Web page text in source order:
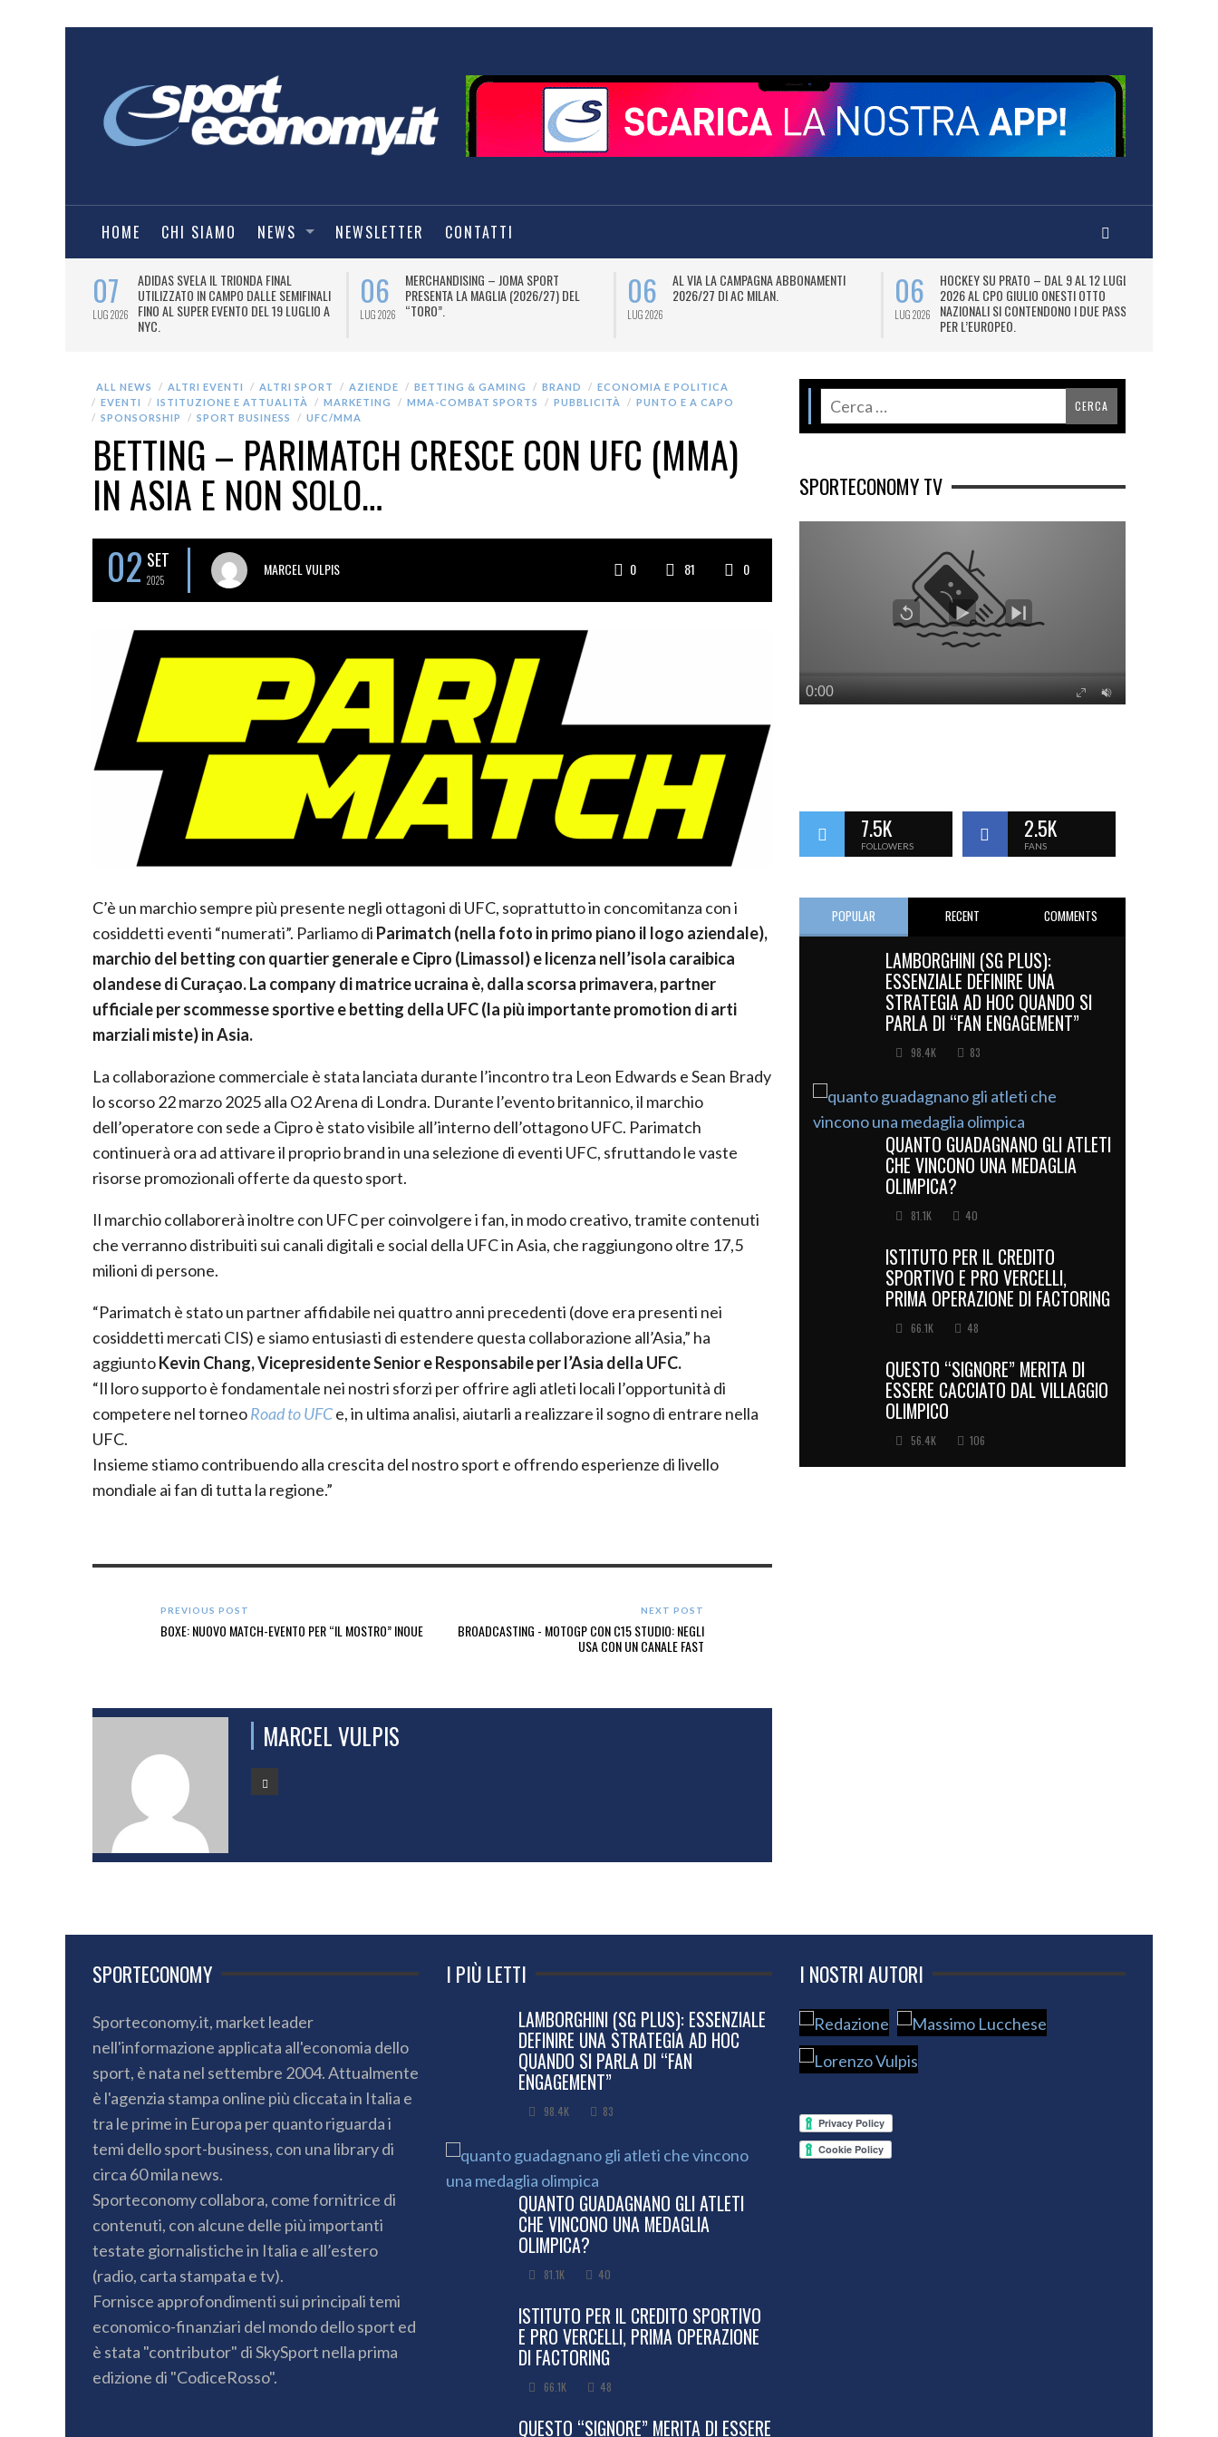
HOME CHI SIAMO NEWS NEWSLETTER CONTATTI
07
LUG 2026
ADIDAS SVELA IL TRIONDA FINAL
UTILIZZATO IN CAMPO DALLE SEMIFINALI
FINO AL SUPER EVENTO DEL 19 LUGLIO A
NYC.
06
LUG 2026
MERCHANDISING – JOMA SPORT
PRESENTA LA MAGLIA (2026/27) DEL
“TORO”.
06
LUG 2026
AL VIA LA CAMPAGNA ABBONAMENTI
2026/27 DI AC MILAN.
06
LUG 2026
HOCKEY SU PRATO – DAL 9 AL 12 LUGLIO
2026 AL CPO GIULIO ONESTI OTTO
NAZIONALI SI CONTENDONO I DUE PASS
PER L’EUROPEO.
ALL NEWS ALTRI EVENTI ALTRI SPORT AZIENDE BETTING & GAMING BRAND
ECONOMIA E POLITICA
EVENTI
ISTITUZIONE E ATTUALITÀ MARKETING MMA-COMBAT SPORTS PUBBLICITÀ
PUNTO E A CAPO
SPONSORSHIP
SPORT BUSINESS UFC/MMA
BETTING – PARIMATCH CRESCE CON UFC (MMA)
IN ASIA E NON SOLO…
02 SET
2025
MARCEL VULPIS 0 81 0
C’è un marchio sempre più presente negli ottagoni di UFC, soprattutto in concomitanza con i
cosiddetti eventi “numerati”. Parliamo di Parimatch (nella foto in primo piano il logo aziendale),
marchio del betting con quartier generale e Cipro (Limassol) e licenza nell’isola caraibica
olandese di Curaçao. La company di matrice ucraina è, dalla scorsa primavera, partner
ufficiale per scommesse sportive e betting della UFC (la più importante promotion di arti
marziali miste) in Asia.
La collaborazione commerciale è stata lanciata durante l’incontro tra Leon Edwards e Sean Brady
lo scorso 22 marzo 2025 alla O2 Arena di Londra. Durante l’evento britannico, il marchio
dell’operatore con sede a Cipro è stato visibile all’interno dell’ottagono UFC. Parimatch
continuerà ora ad attivare il proprio brand in una selezione di eventi UFC, sfruttando le vaste
risorse promozionali offerte da questo sport.
Il marchio collaborerà inoltre con UFC per coinvolgere i fan, in modo creativo, tramite contenuti
che verranno distribuiti sui canali digitali e social della UFC in Asia, che raggiungono oltre 17,5
milioni di persone.
“Parimatch è stato un partner affidabile nei quattro anni precedenti (dove era presenti nei
cosiddetti mercati CIS) e siamo entusiasti di estendere questa collaborazione all’Asia,” ha
aggiuntoKevin Chang, Vicepresidente Senior e Responsabile per l’Asia della UFC.
“Il loro supporto è fondamentale nei nostri sforzi per offrire agli atleti locali l’opportunità di
competere nel torneoRoad to UFCe, in ultima analisi, aiutarli a realizzare il sogno di entrare nella
UFC.
Insieme stiamo contribuendo alla crescita del nostro sport e offrendo esperienze di livello
mondiale ai fan di tutta la regione.”
PREVIOUS POST
BOXE: NUOVO MATCH-EVENTO PER “IL MOSTRO” INOUE
NEXT POST
BROADCASTING - MOTOGP CON C15 STUDIO: NEGLI
USA CON UN CANALE FAST
MARCEL VULPIS
SPORTECONOMY TV
7.5K
FOLLOWERS
2.5K
FANS
POPULAR RECENT COMMENTS
LAMBORGHINI (SG PLUS):
ESSENZIALE DEFINIRE UNA
STRATEGIA AD HOC QUANDO SI
PARLA DI “FAN ENGAGEMENT”
98.4K 83
QUANTO GUADAGNANO GLI ATLETI
CHE VINCONO UNA MEDAGLIA
OLIMPICA?
81.1K 40
ISTITUTO PER IL CREDITO
SPORTIVO E PRO VERCELLI,
PRIMA OPERAZIONE DI FACTORING
66.1K 48
QUESTO “SIGNORE” MERITA DI
ESSERE CACCIATO DAL VILLAGGIO
OLIMPICO
56.4K 106
SPORTECONOMY
Sporteconomy.it, market leader
nell'informazione applicata all'economia dello
sport, è nata nel settembre 2004. Attualmente
è l'agenzia stampa online più cliccata in Italia e
tra le prime in Europa per quanto riguarda i
temi dello sport-business, con una library di
circa 60 mila news.
Sporteconomy collabora, come fornitrice di
contenuti, con alcune delle più importanti
testate giornalistiche in Italia e all’estero
(radio, carta stampata e tv).
Fornisce approfondimenti sui principali temi
economico-finanziari del mondo dello sport ed
è stata "contributor" di SkySport nella prima
edizione di "CodiceRosso".
I PIÙ LETTI
LAMBORGHINI (SG PLUS): ESSENZIALE
DEFINIRE UNA STRATEGIA AD HOC
QUANDO SI PARLA DI “FAN
ENGAGEMENT”
98.4K 83
QUANTO GUADAGNANO GLI ATLETI
CHE VINCONO UNA MEDAGLIA
OLIMPICA?
81.1K 40
ISTITUTO PER IL CREDITO SPORTIVO
E PRO VERCELLI, PRIMA OPERAZIONE
DI FACTORING
66.1K 48
QUESTO “SIGNORE” MERITA DI ESSERE
I NOSTRI AUTORI